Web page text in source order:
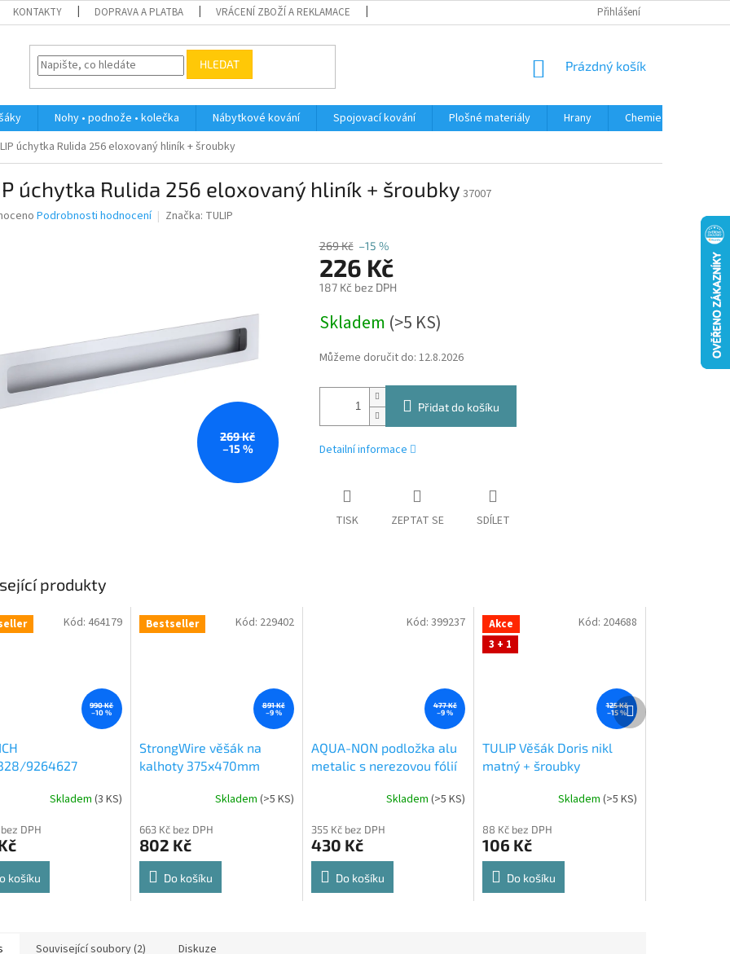
KONTAKTY DOPRAVA A PLATBA VRÁCENÍ ZBOŽÍ A REKLAMACE PODMÍNKY OCHRANY OSOBNÍCH ÚDAJŮ
Přihlášení
HLEDAT
NÁKUPNÍ
Prázdný košík
Nohy • podnože • kolečka Nábytkové kování Spojovací kování Plošné materiály Hrany
Chemie • doplňky
úchytka Rulida 256 eloxovaný hliník + šroubky
úchytka Rulida 256 eloxovaný hliník + šroubky 37007
Podrobnosti hodnocení Značka: TULIP
269 Kč
–15 %
269 Kč –15 %
226 Kč
187 Kč bez DPH
cena:
Skladem (>5 KS)
Můžeme doručit do: 12.8.2026
Přidat do košíku
Detailní informace
TISK ZEPTAT SE SDÍLET
produkty
990 Kč
–10 %
9264627
Skladem (3 KS)
DPH
košíku
Kód: 464179 Bestseller
891 Kč
–9 %
StrongWire věšák na
kalhoty 375x470mm
produktu
je
4,8
5
Skladem (>5 KS)
663 Kč bez DPH
802 Kč
Do košíku
Kód: 229402
477 Kč
–9 %
AQUA-NON podložka alu
metalic s nerezovou fólií
produktu
je
4,6
5
Skladem(>5 KS)
355 Kč bez DPH
430 Kč
Do košíku
Kód:399237
Akce
3 + 1
125 Kč
–15 %
TULIP Věšák Doris nikl
matný + šroubky
produktu
je
5,0
5
Skladem(>5 KS)
88 Kč bez DPH
106 Kč
Do košíku
Kód: 204688
Další
produkt
Související soubory (2) Diskuze